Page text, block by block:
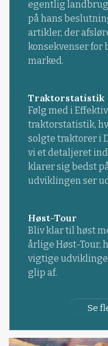
egentlig
på hans
artikler, der
konsekvenser for
marked.
Traktorstatistik
Følg med i
traktorstatistik,
solgte traktorer i
vi et detaljeret
klarer sig bedst
udviklingen ser ud
Høst-Tour
Bliv klar til høst
årlige Høst-Tour,
vigtige
glip af.
Se